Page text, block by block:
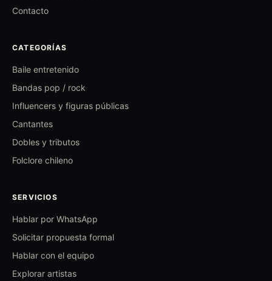
Contacto
CATEGORÍAS
Baile entretenido
Bandas pop / rock
Influencers y figuras públicas
Cantantes
Dobles y tributos
Folclore chileno
SERVICIOS
Hablar por WhatsApp
Solicitar propuesta formal
Hablar con el equipo
Explorar artistas